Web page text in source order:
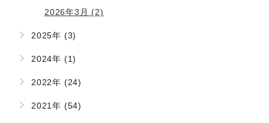
2026年3月 (2)
2025年 (3)
2024年 (1)
2022年 (24)
2021年 (54)